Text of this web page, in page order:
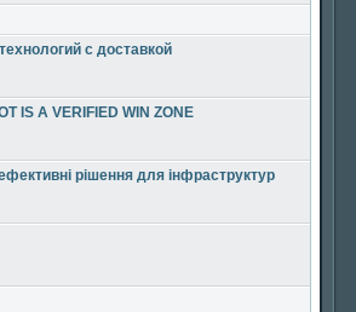
с доставкой
IS A VERIFIED WIN ZONE
рішення для інфраструктур